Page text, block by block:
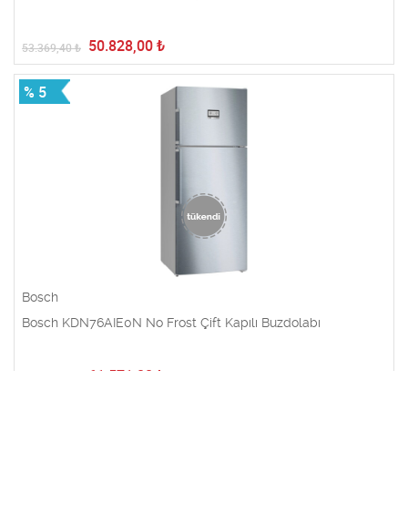
53.369,40₺ 50.828,00 ₺
% 5
Bosch
Bosch KDN76AIE0N No Frost Çift Kapılı Buzdolabı
61.571,00 ₺